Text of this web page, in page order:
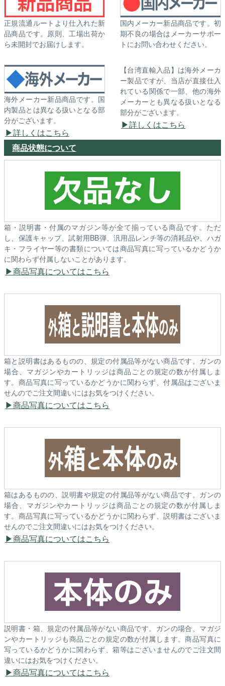
正規流通ルートより仕入れた新
品商品です。原則、工場出荷か
ら未開封でお届けします。
国内メーカー新品商品です。初
期不良の場合はメーカーサポー
トにお問い合わせください。
海外メーカー新品商品です。国
内製品とは異なる扱いとなる部
分がございます。
詳しくはこちら
【台湾直輸入品】は海外メーカ
ー製品ですが、当店が直接仕入
れている関係で一部、他の海外
メーカーとも異なる扱いとなる
部分がございます。
詳しくはこちら
商品状態について
箱・説明書・付属のマガジン等が全て揃っている商品です。ただ
し、保護キャップ、試射用BB弾、汎用品レンチ等の消耗品や、ハガ
キ・フライヤー等の書類については商品写真に写っているかどうか
に関わらず付属しないことがあります。
商品写真についてはこちら
箱と説明書はあるものの、規定の付属品等がない商品です。ガンの
場合、マガジンやカートリッジは商品ごとの規定の数が付属しま
す。商品写真に写っているかどうかに関わらず、付属品はございま
せんのでご注文間違いにはお気をつけください。
商品写真についてはこちら
箱はあるものの、説明書や規定の付属品等がない商品です。ガンの
場合、マガジンやカートリッジは商品ごとの規定の数が付属しま
す。商品写真に写っているかどうかに関わらず、説明書はございま
せんのでご注文間違いにはお気をつけください。
商品写真についてはこちら
説明書・箱、規定の付属品等がない商品です。ガンの場合、マガジ
ンやカートリッジも商品ごとの規定の数が付属します。商品写真に
写っているかどうかに関わらず、箱等はございませんのでご注文間
違いにはお気をつけください。
商品写真についてはこちら